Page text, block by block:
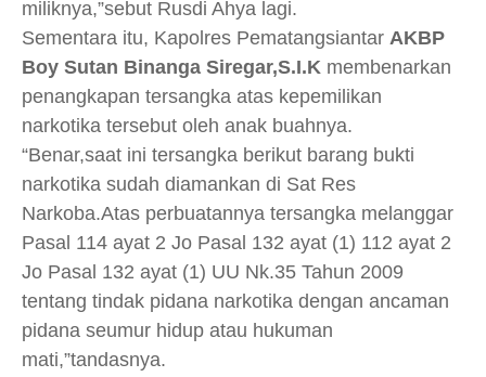
miliknya,”sebut Rusdi Ahya lagi.
Sementara itu, Kapolres Pematangsiantar AKBP
Boy Sutan Binanga Siregar,S.I.K membenarkan
penangkapan tersangka atas kepemilikan
narkotika tersebut oleh anak buahnya.
“Benar,saat ini tersangka berikut barang bukti
narkotika sudah diamankan di Sat Res
Narkoba.Atas perbuatannya tersangka melanggar
Pasal 114 ayat 2 Jo Pasal 132 ayat (1) 112 ayat 2
Jo Pasal 132 ayat (1) UU Nk.35 Tahun 2009
tentang tindak pidana narkotika dengan ancaman
pidana seumur hidup atau hukuman
mati,”tandasnya.